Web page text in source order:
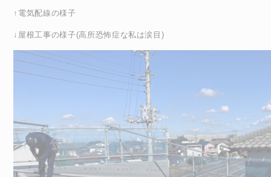
↑電気配線の様子
↓屋根工事の様子(高所恐怖症な私は涙目)